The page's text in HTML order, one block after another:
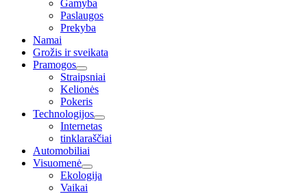
Gamyba
Paslaugos
Prekyba
Namai
Grožis ir sveikata
Pramogos
Straipsniai
Kelionės
Pokeris
Technologijos
Internetas
tinklaraščiai
Automobiliai
Visuomenė
Ekologija
Vaikai